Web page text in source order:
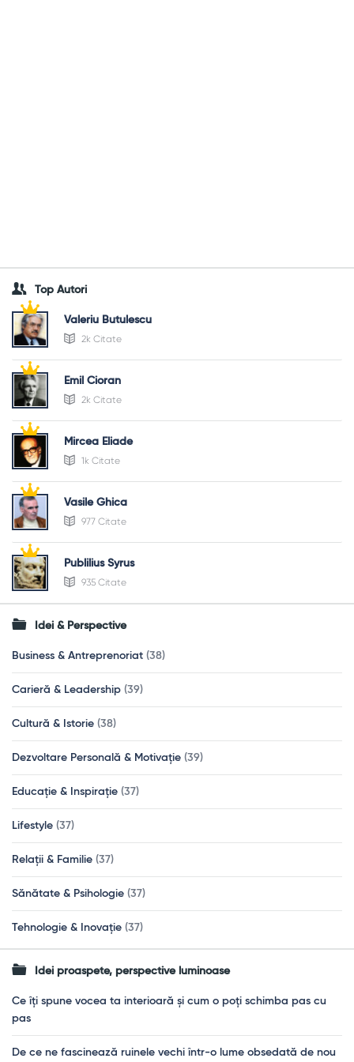
Top Autori
Valeriu Butulescu
2k Citate
Emil Cioran
2k Citate
Mircea Eliade
1k Citate
Vasile Ghica
977 Citate
Publilius Syrus
935 Citate
Idei & Perspective
Business & Antreprenoriat (38)
Carieră & Leadership (39)
Cultură & Istorie (38)
Dezvoltare Personală & Motivație (39)
Educație & Inspirație (37)
Lifestyle (37)
Relații & Familie (37)
Sănătate & Psihologie (37)
Tehnologie & Inovație (37)
Idei proaspete, perspective luminoase
Ce îți spune vocea ta interioară și cum o poți schimba pas cu
pas
De ce ne fascinează ruinele vechi într-o lume obsedată de nou